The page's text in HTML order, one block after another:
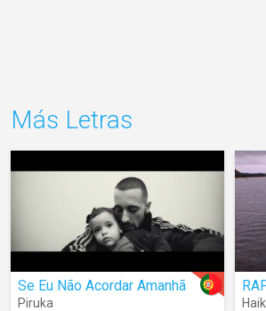
Más Letras
Se Eu Não Acordar Amanhã
Piruka